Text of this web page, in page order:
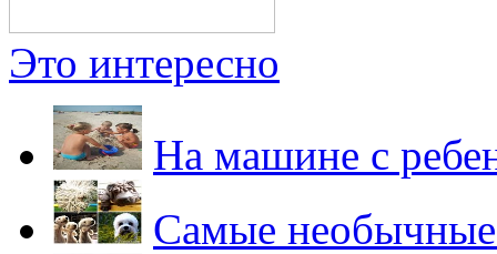
Это интересно
На машине с
Самые